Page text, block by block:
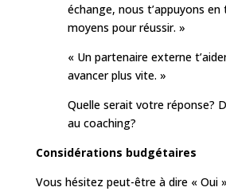
échange, nous t’appuyons
moyens pour réussir. »
« Un partenaire externe
avancer plus vite. »
Quelle serait votre réponse?
au coaching?
Considérations budgétaires
Vous hésitez peut-être à dire « Oui